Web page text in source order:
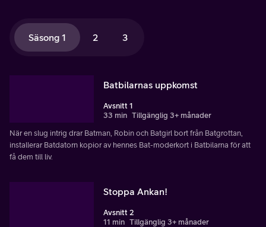
Säsong 1 2 3
Batbilarnas uppkomst
Avsnitt 1
33 min Tillgänglig 3+ månader
När en slug intrig drar Batman, Robin och Batgirl bort från Batgrottan,
installerar Batdatorn kopior av hennes Bat-moderkort i Batbilarna för att
få dem till liv.
Stoppa Ankan!
Avsnitt 2
11 min Tillgänglig 3+ månader